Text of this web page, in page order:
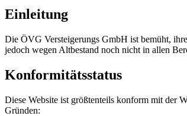
Einleitung
Die ÖVG Versteigerungs GmbH ist bemüht,
jedoch wegen Altbestand noch nicht in allen
Konformitätsstatus
Diese Website ist größtenteils konform mit der
Gründen: